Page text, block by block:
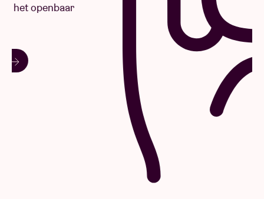
Zo geraak je nog thuis met het openbaar
Plan je route